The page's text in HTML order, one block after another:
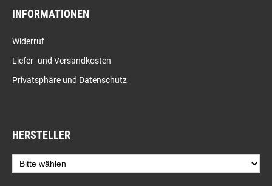
INFORMATIONEN
Widerruf
Liefer- und Versandkosten
Privatsphäre und Datenschutz
HERSTELLER